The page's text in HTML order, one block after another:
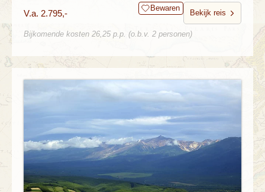
V.a. 2.795,- Bewaren
Bekijk reis
Bijkomende kosten 26,25 p.p. (o.b.v. 2 personen)